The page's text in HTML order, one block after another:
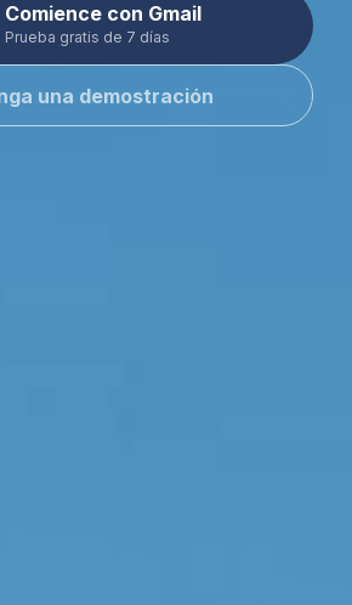
Comience con Gmail
Prueba gratis de 7 días
una demostración